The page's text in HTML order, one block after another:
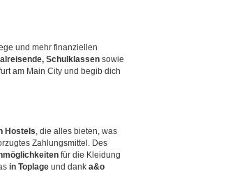
und mehr finanziellen
Schulklassen sowie
am Main City und begib dich
Hostels, die alles bieten, was
Zahlungsmittel. Des
für die Kleidung
in Toplage und dank a&o